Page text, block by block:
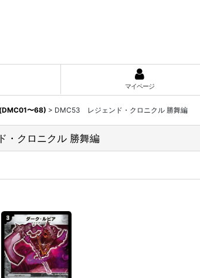
マイページ
〜68) > DMC53 レジェンド・クロニクル 勝舞編
クロニクル 勝舞編